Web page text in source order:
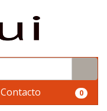
Contacto 0